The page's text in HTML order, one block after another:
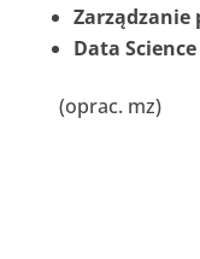
Zarządzanie
Data Science
(oprac. mz)